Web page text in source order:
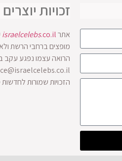
זכויות יוצרים
אתר israelcelebs.co.il
הרואה עצמו נפגע עקב
הזכויות שמורות